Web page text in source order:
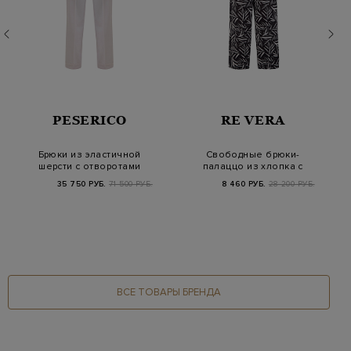
PESERICO
Брюки из эластичной
шерсти с отворотами
и кожаной шлев…
35 750 РУБ. 71 500 РУБ.
RE VERA
Свободные брюки-
палаццо из хлопка с
флористическим при…
8 460 РУБ. 28 200 РУБ.
ВСЕ ТОВАРЫ БРЕНДА